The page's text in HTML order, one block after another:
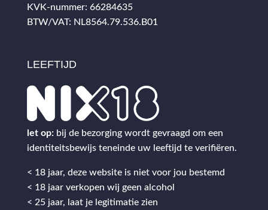
KVK-nummer: 66284635
BTW/VAT: NL8564.79.536.B01
LEEFTIJD
let op: bij de bezorging wordt gevraagd om een
identiteitsbewijs teneinde uw leeftijd te verifiëren.
< 18 jaar, deze website is niet voor jou bestemd
< 18 jaar verkopen wij geen alcohol
< 25 jaar, laat je legitimatie zien